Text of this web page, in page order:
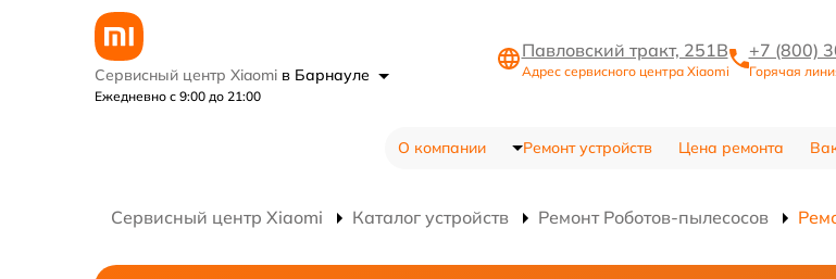
Сервисный центр Xiaomi в Барнауле
Ежедневно с 9:00 до 21:00
Павловский тракт, 251В
Адрес сервисного центра Xiaomi
+7 (800)
Горячая
О компании Ремонт устройств Цена ремонта
Сервисный центр Xiaomi Каталог устройств Ремонт Роботов-пылесосов